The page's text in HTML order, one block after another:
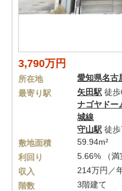
3,790万円
所在地 愛知県名古
最寄り駅
矢田駅 徒
ナゴヤドー
城線
守山駅 徒
敷地面積
59.94m²
利回り
5.66% （満
収入
214万円／
階数
3階建て